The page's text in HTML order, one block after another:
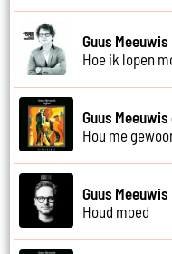
Guus Meeuwis
Hoe ik lopen
Guus Meeuwis
Hou me
Guus Meeuwis
Houd moed